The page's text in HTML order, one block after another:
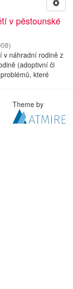
v pěstounské
)
v náhradní rodině z
(adoptivní či
které
Theme by